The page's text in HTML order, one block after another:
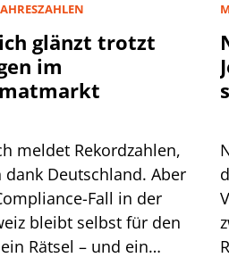
glänzt trotzt
im
meldet Rekordzahlen,
dank Deutschland. Aber
Fall in der
bleibt selbst für den
ein Rätsel – und ein